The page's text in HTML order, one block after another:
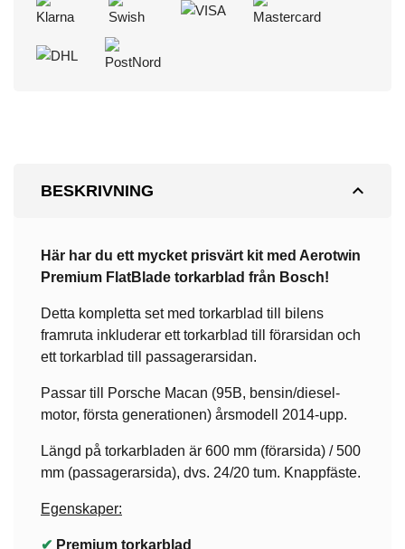
expand_less
BESKRIVNING
Här har du ett mycket prisvärt kit med Aerotwin
Premium FlatBlade torkarblad från Bosch!
Detta kompletta set med torkarblad till bilens
framruta inkluderar ett torkarblad till förarsidan och
ett torkarblad till passagerarsidan.
Passar till Porsche Macan (95B, bensin/diesel-
motor, första generationen) årsmodell 2014-upp.
Längd på torkarbladen är 600 mm (förarsida) / 500
mm (passagerarsida), dvs. 24/20 tum. Knappfäste.
Egenskaper:
✔ Premium torkarblad